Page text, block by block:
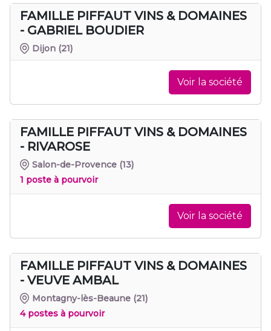
FAMILLE PIFFAUT VINS & DOMAINES
- GABRIEL BOUDIER
Dijon (21)
Voir la société
FAMILLE PIFFAUT VINS & DOMAINES
- RIVAROSE
Salon-de-Provence (13)
1 poste à pourvoir
Voir la société
FAMILLE PIFFAUT VINS & DOMAINES
- VEUVE AMBAL
Montagny-lès-Beaune (21)
4 postes à pourvoir